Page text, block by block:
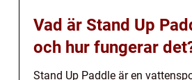
Vad är Stand Up
och hur fungerar
Stand Up Paddle är en